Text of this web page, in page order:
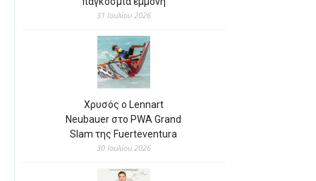
31 Ιουλίου 2026
Χρυσός ο Lennart
Neubauer στο PWA Grand
Slam της Fuerteventura
30 Ιουλίου 2026